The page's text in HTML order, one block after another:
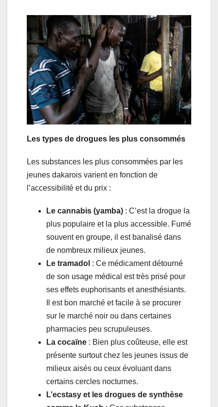
Les types de drogues les plus consommés
Les substances les plus consommées par les
jeunes dakarois varient en fonction de
l’accessibilité et du prix :
Le cannabis (yamba) : C’est la drogue la
plus populaire et la plus accessible. Fumé
souvent en groupe, il est banalisé dans
de nombreux milieux jeunes.
Le tramadol : Ce médicament détourné
de son usage médical est très prisé pour
ses effets euphorisants et anesthésiants.
Il est bon marché et facile à se procurer
sur le marché noir ou dans certaines
pharmacies peu scrupuleuses.
La cocaïne : Bien plus coûteuse, elle est
présente surtout chez les jeunes issus de
milieux aisés ou ceux évoluant dans
certains cercles nocturnes.
L’ecstasy et les drogues de synthèse